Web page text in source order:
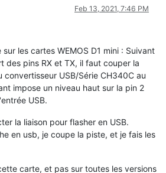
Feb 13, 2021, 7:46 PM
les cartes WEMOS D1 mini : Suivant
des pins RX et TX, il faut couper la
convertisseur USB/Série CH340C au
impose un niveau haut sur la pin 2
USB.
la liaison pour flasher en USB.
en usb, je coupe la piste, et je fais les
carte, et pas sur toutes les versions